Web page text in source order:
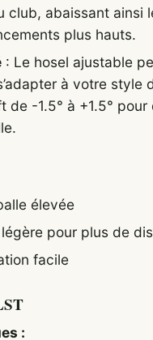
club, abaissant ainsi
plus hauts.
: Le hosel ajustable
à votre style
de -1.5° à +1.5°
élevée
pour plus de
facile
: